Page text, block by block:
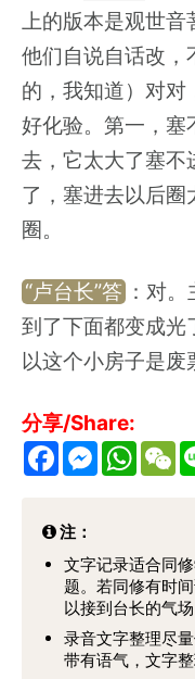
上的版本是观世音
他们自说自话改，
的，我知道）对对
好化验。第一，塞
去，它太大了塞不
了，塞进去以后圈
圈。
“卢台长”答 ：对
到了下面都变成光
以这个小房子是废
分享/Share:
F
a
c
b
o
o
k
M
e
s
g
e
r
W
h
a
p
p
W
e
C
注：
文字记录适合同
题。若同修有时
以接到台长的气场
录音文字整理尽
带有语气，文字